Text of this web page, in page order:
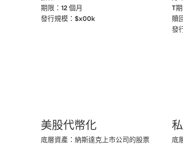
期限：12 個月
發行規模：$x00k
T
贖
發
美股代幣化
底層資產：納斯達克上市公司的股票
底